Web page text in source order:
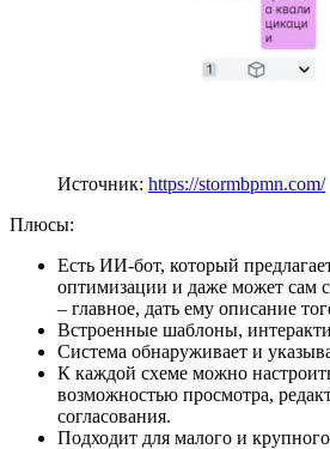
Источник: https://stormbpmn.com/
Плюсы:
Есть ИИ-бот, который
оптимизации и даже может сам
– главное, дать ему описание
Встроенные шаблоны,
Система обнаруживает и
К каждой схеме можно
возможностью просмотра,
согласования.
Подходит для малого и крупного